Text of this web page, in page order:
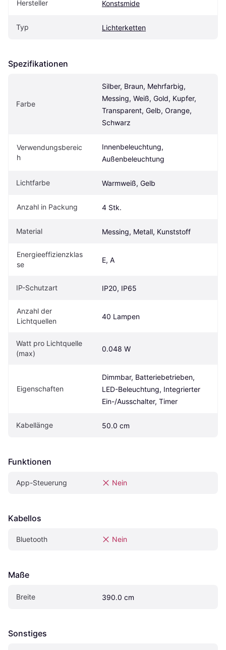
Hersteller Konstsmide
Typ Lichterketten
Spezifikationen
Farbe
Silber, Braun, Mehrfarbig,
Messing, Weiß, Gold, Kupfer,
Transparent, Gelb, Orange,
Schwarz
Verwendungsbereic
h
Innenbeleuchtung,
Außenbeleuchtung
Lichtfarbe Warmweiß, Gelb
Anzahl in Packung 4 Stk.
Material Messing, Metall, Kunststoff
Energieeffizienzklas
se
E, A
IP-Schutzart IP20, IP65
Anzahl der
Lichtquellen
40 Lampen
Watt pro Lichtquelle
(max)
0.048 W
Eigenschaften
Dimmbar, Batteriebetrieben,
LED-Beleuchtung, Integrierter
Ein-/Ausschalter, Timer
Kabellänge 50.0 cm
Funktionen
App-Steuerung Nein
Kabellos
Bluetooth Nein
Maße
Breite 390.0 cm
Sonstiges